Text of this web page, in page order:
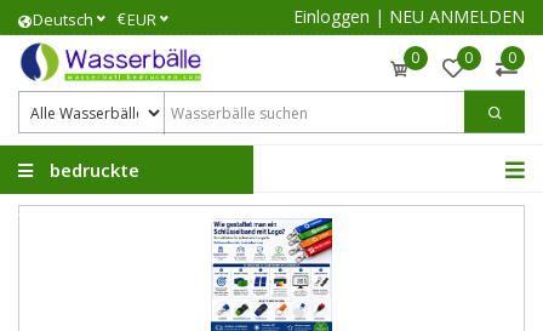
Deutsch €EUR Einloggen | NEU ANMELDEN
0 0 0
bedruckte
Wasserbälle